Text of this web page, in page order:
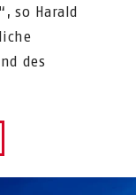
so Harald
des